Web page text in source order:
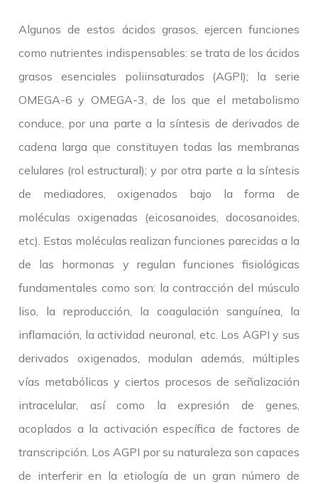
Algunos de estos ácidos grasos, ejercen funciones
como nutrientes indispensables: se trata de los ácidos
grasos esenciales poliinsaturados (AGPI); la serie
OMEGA-6 y OMEGA-3, de los que el metabolismo
conduce, por una parte a la síntesis de derivados de
cadena larga que constituyen todas las membranas
celulares (rol estructural); y por otra parte a la síntesis
de mediadores, oxigenados bajo la forma de
moléculas oxigenadas (eicosanoides, docosanoides,
etc). Estas moléculas realizan funciones parecidas a la
de las hormonas y regulan funciones fisiológicas
fundamentales como son: la contracción del músculo
liso, la reproducción, la coagulación sanguínea, la
inflamación, la actividad neuronal, etc. Los AGPI y sus
derivados oxigenados, modulan además, múltiples
vías metabólicas y ciertos procesos de señalización
intracelular, así como la expresión de genes,
acoplados a la activación específica de factores de
transcripción. Los AGPI por su naturaleza son capaces
de interferir en la etiología de un gran número de